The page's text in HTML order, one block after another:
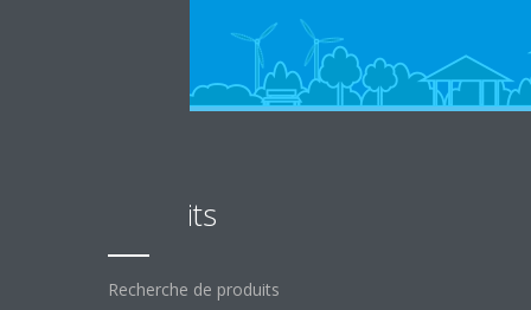
Produits
Recherche de produits